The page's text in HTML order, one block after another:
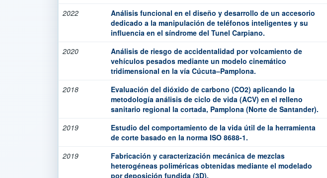
2022
Análisis funcional en el diseño y desarrollo de un accesorio
dedicado a la manipulación de teléfonos inteligentes y su
influencia en el síndrome del Tunel Carpiano.
2020
Análisis de riesgo de accidentalidad por volcamiento de
vehículos pesados mediante un modelo cinemático
tridimensional en la vía Cúcuta–Pamplona.
2018
Evaluación del dióxido de carbono (CO2) aplicando la
metodología análisis de ciclo de vida (ACV) en el relleno
sanitario regional la cortada, Pamplona (Norte de Santander).
2019
Estudio del comportamiento de la vida útil de la herramienta
de corte basado en la norma ISO 8688-1.
2019
Fabricación y caracterización mecánica de mezclas
heterogéneas poliméricas obtenidas mediante el modelado
por deposición fundida (3D).